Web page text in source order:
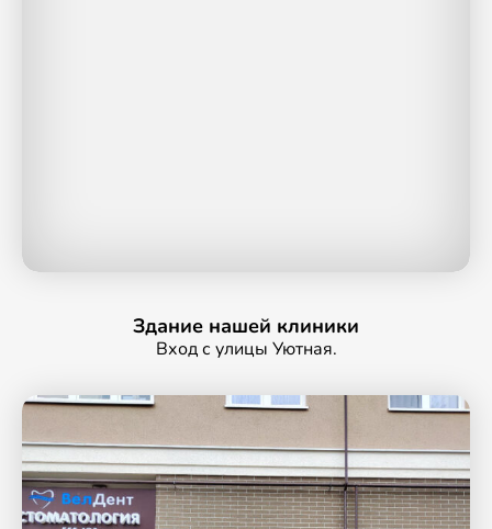
Здание нашей клиники
Вход с улицы Уютная.